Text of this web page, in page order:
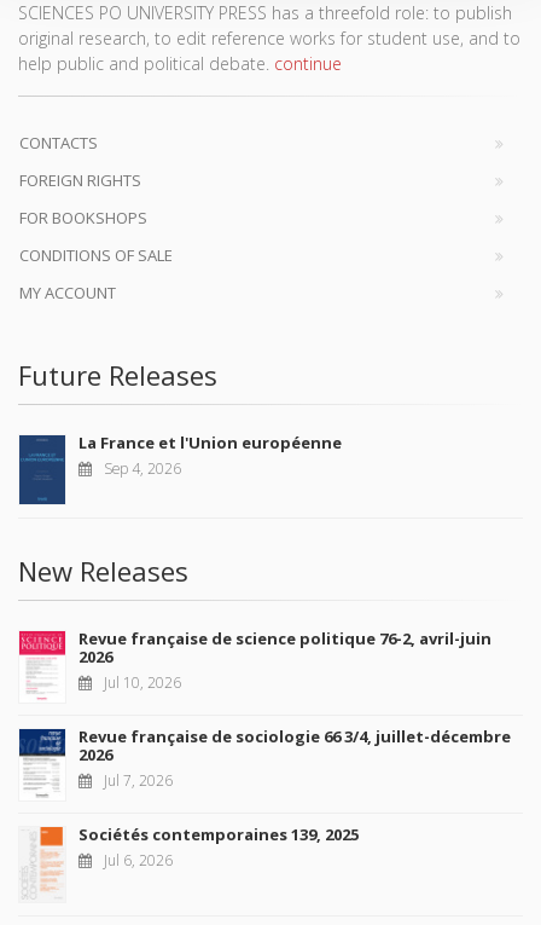
SCIENCES PO UNIVERSITY PRESS has a threefold role: to publish
original research, to edit reference works for student use, and to
help public and political debate. continue
CONTACTS
FOREIGN RIGHTS
FOR BOOKSHOPS
CONDITIONS OF SALE
MY ACCOUNT
Future Releases
La France et l'Union européenne
Sep 4, 2026
New Releases
Revue française de science politique 76-2, avril-juin
2026
Jul 10, 2026
Revue française de sociologie 66 3/4, juillet-décembre
2026
Jul 7, 2026
Sociétés contemporaines 139, 2025
Jul 6, 2026